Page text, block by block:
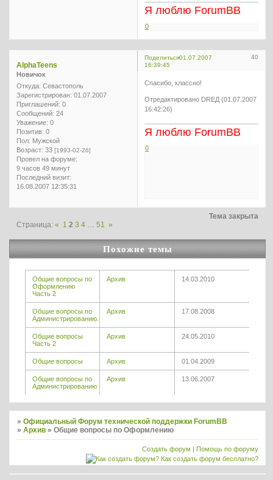
Я люблю ForumBB
0
Поделиться 40
01.07.2007
16:39:45
AlphaTeens
Новичок
Откуда: Севастополь
Зарегистрирован: 01.07.2007
Приглашений: 0
Сообщений: 24
Уважение: 0
Позитив: 0
Пол: Мужской
Возраст: 33 [1993-02-26]
Провел на форуме:
9 часов 49 минут
Последний визит:
16.08.2007 12:35:31
Спасибо, классно!
Отредактировано DREД (01.07.2007
16:42:26)
Я люблю ForumBB
0
Тема закрыта
Страница:« 1 2 3 4 … 51 »
Похожие темы
Общие вопросы по
Оформлению
Часть 2
Архив 14.03.2010
Общие вопросы по
Администрированию.
Архив 17.08.2008
Общие вопросы
Часть 2
Архив 24.05.2010
Общие вопросы Архив 01.04.2009
Общие вопросы по
Администрированию
Архив 13.06.2007
»Официальный Форум технической поддержки ForumBB
»Архив »Общие вопросы по Оформлению
Создать форум Помощь по форуму